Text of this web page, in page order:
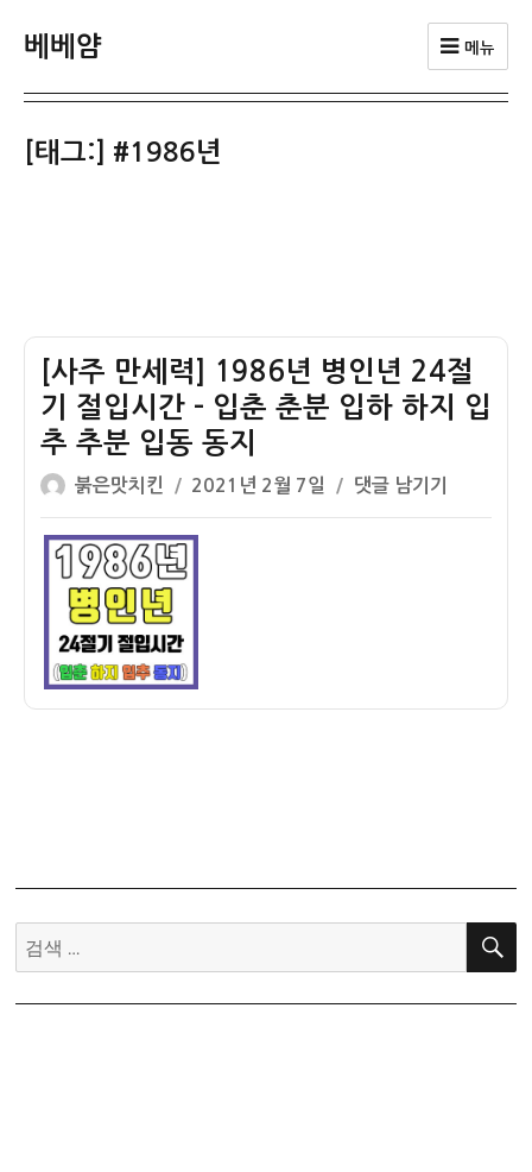
베베얌 메뉴
[태그:] #1986년
[사주 만세력] 1986년 병인년 24절
기 절입시간 – 입춘 춘분 입하 하지 입
추 추분 입동 동지
글
쓴
이
붉은맛치킨
작
성
일
2021년 2월 7일
[사
주
댓글 남기기
검
색:
검